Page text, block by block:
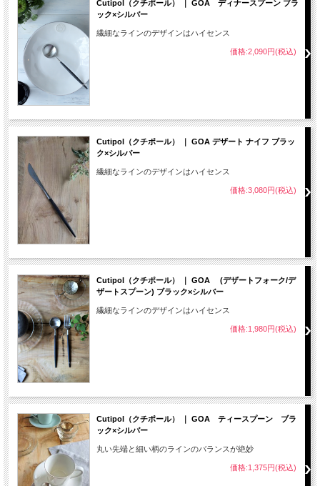
Cutipol（クチポール） ｜ GOA ディナースプーン ブラ
ック×シルバー
繊細なラインのデザインはハイセンス
価格:2,090円(税込)
Cutipol（クチポール） ｜ GOA デザート ナイフ ブラッ
ク×シルバー
繊細なラインのデザインはハイセンス
価格:3,080円(税込)
Cutipol（クチポール） ｜ GOA (デザートフォーク/デ
ザートスプーン) ブラック×シルバー
繊細なラインのデザインはハイセンス
価格:1,980円(税込)
Cutipol（クチポール） ｜ GOA ティースプーン ブラ
ック×シルバー
丸い先端と細い柄のラインのバランスが絶妙
価格:1,375円(税込)